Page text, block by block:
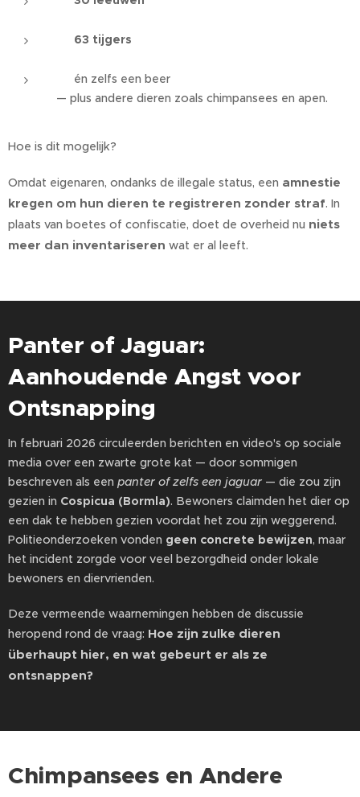
63 tijgers
🐻 én zelfs een beer
— plus andere dieren zoals chimpansees en apen.
Hoe is dit mogelijk?
Omdat eigenaren, ondanks de illegale status, een amnestie
kregen om hun dieren te registreren zonder straf. In
plaats van boetes of confiscatie, doet de overheid nu niets
meer dan inventariseren wat er al leeft.
Panter of Jaguar:
Aanhoudende Angst voor
Ontsnapping
In februari 2026 circuleerden berichten en video's op sociale
media over een zwarte grote kat — door sommigen
beschreven als een panter of zelfs een jaguar — die zou zijn
gezien in Cospicua (Bormla). Bewoners claimden het dier op
een dak te hebben gezien voordat het zou zijn weggerend.
Politieonderzoeken vonden geen concrete bewijzen, maar
het incident zorgde voor veel bezorgdheid onder lokale
bewoners en diervrienden.
Deze vermeende waarnemingen hebben de discussie
heropend rond de vraag: Hoe zijn zulke dieren
überhaupt hier, en wat gebeurt er als ze
ontsnappen?
Chimpansees en Andere